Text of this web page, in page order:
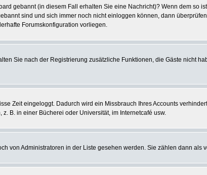
gebannt (in diesem Fall erhalten Sie eine Nachricht)? Wenn dem so
sind und sich immer noch nicht einloggen können, dann
Forumskonfiguration vorliegen.
Sie nach der Registrierung zusätzliche Funktionen, die Gäste nicht
Zeit eingeloggt. Dadurch wird ein Missbrauch Ihres Accounts
B. in einer Bücherei oder Universität, im Internetcafé usw.
von Administratoren in der Liste gesehen werden. Sie zählen dann als